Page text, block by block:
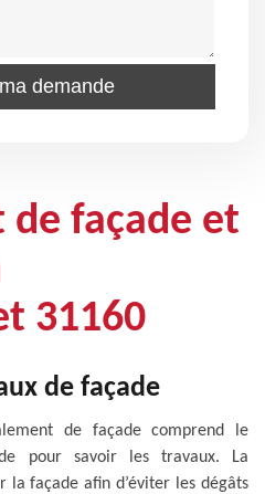
de façade et
31160
de façade
de façade comprend le
pour savoir les travaux. La
façade afin d’éviter les dégâts